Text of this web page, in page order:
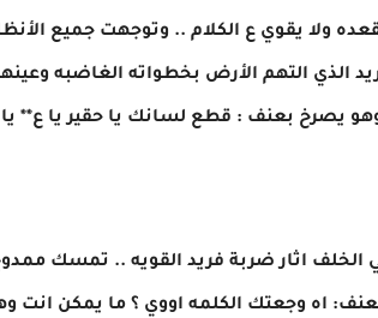
ولا يقوي ع الكلام .. وتوجهت جميع
الذي التهم الأرض بخطواته الغاضبه
يصرخ بعنف : قطع لسانك يا حقير يا ع**
الخلف اثار ضربة فريد القويه .. تمسك
اه وجعتك الكلمه اووي ؟ ما يمكن انت